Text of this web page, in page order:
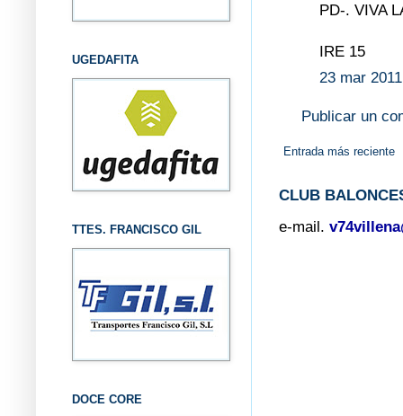
PD-. VIVA
IRE 15
23 mar
Publicar un
Entrada más reciente
CLUB
e-mail.
UGEDAFITA
TTES. FRANCISCO GIL
DOCE CORE